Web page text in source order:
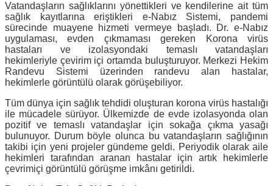
Vatandaşların sağlıklarını yönettikleri ve kendilerine ait tüm
sağlık kayıtlarına eriştikleri e-Nabız Sistemi, pandemi
sürecinde muayene hizmeti vermeye başladı. Dr. e-Nabız
uygulaması, evden çıkmaması gereken Korona virüs
hastaları ve izolasyondaki temaslı vatandaşları
hekimleriyle çevirim içi ortamda buluşturuyor. Merkezi Hekim
Randevu Sistemi üzerinden randevu alan hastalar,
hekimlerle görüntülü olarak görüşebiliyor.
Tüm dünya için sağlık tehdidi oluşturan korona virüs hastalığı
ile mücadele sürüyor. Ülkemizde de evde izolasyonda olan
pozitif ve temaslı vatandaşlar için sokağa çıkma yasağı
bulunuyor. Durum böyle olunca bu vatandaşların sağlığının
takibi için yeni projeler gündeme geldi. Periyodik olarak aile
hekimleri tarafından aranan hastalar için artık hekimlerle
çevrimiçi görüntülü görüşme imkânı getirildi.